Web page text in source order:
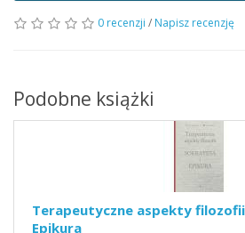
0 recenzji / Napisz recenzję
Podobne książki
Terapeutyczne aspekty
Epikura